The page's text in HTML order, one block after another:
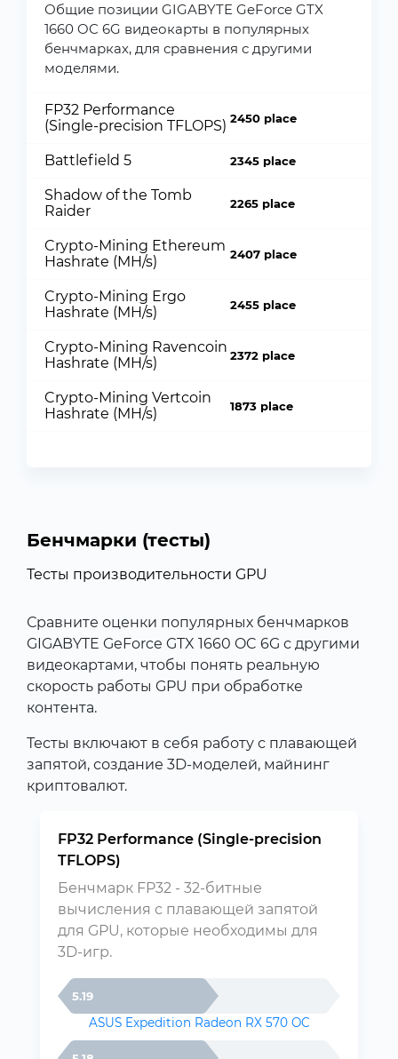
Общие позиции GIGABYTE GeForce GTX
1660 OC 6G видеокарты в популярных
бенчмарках, для сравнения с другими
моделями.
FP32 Performance
(Single-precision TFLOPS) 2450 place
Battlefield 5 2345 place
Shadow of the Tomb
Raider
2265 place
Crypto-Mining Ethereum
Hashrate (MH/s)
2407 place
Crypto-Mining Ergo
Hashrate (MH/s)
2455 place
Crypto-Mining Ravencoin
Hashrate (MH/s)
2372 place
Crypto-Mining Vertcoin
Hashrate (MH/s)
1873 place
Бенчмарки (тесты)
Тесты производительности GPU
Сравните оценки популярных бенчмарков
GIGABYTE GeForce GTX 1660 OC 6G с другими
видеокартами, чтобы понять реальную
скорость работы GPU при обработке
контента.
Тесты включают в себя работу с плавающей
запятой, создание 3D-моделей, майнинг
криптовалют.
FP32 Performance (Single-precision
TFLOPS)
Бенчмарк FP32 - 32-битные
вычисления с плавающей запятой
для GPU, которые необходимы для
3D-игр.
5.19
ASUS Expedition Radeon RX 570 OC